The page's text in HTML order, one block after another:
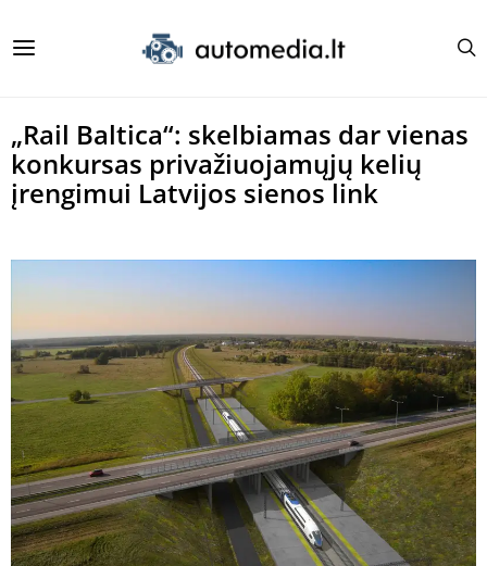
„Rail Baltica“: skelbiamas dar vienas
konkursas privažiuojamųjų kelių
įrengimui Latvijos sienos link